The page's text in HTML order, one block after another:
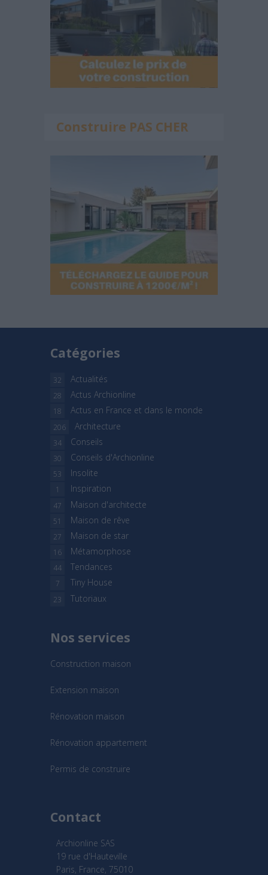
Construire PAS CHER
Catégories
Actualités
32
Actus Archionline
28
Actus en France et dans le monde
18
Architecture
206
Conseils
34
Conseils d'Archionline
30
Insolite
53
Inspiration
1
Maison d'architecte
47
Maison de rêve
51
Maison de star
27
Métamorphose
16
Tendances
44
Tiny House
7
Tutoriaux
23
Nos services
Construction maison
Extension maison
Rénovation maison
Rénovation appartement
Permis de construire
Contact
Archionline SAS
19 rue d'Hauteville
Paris, France, 75010